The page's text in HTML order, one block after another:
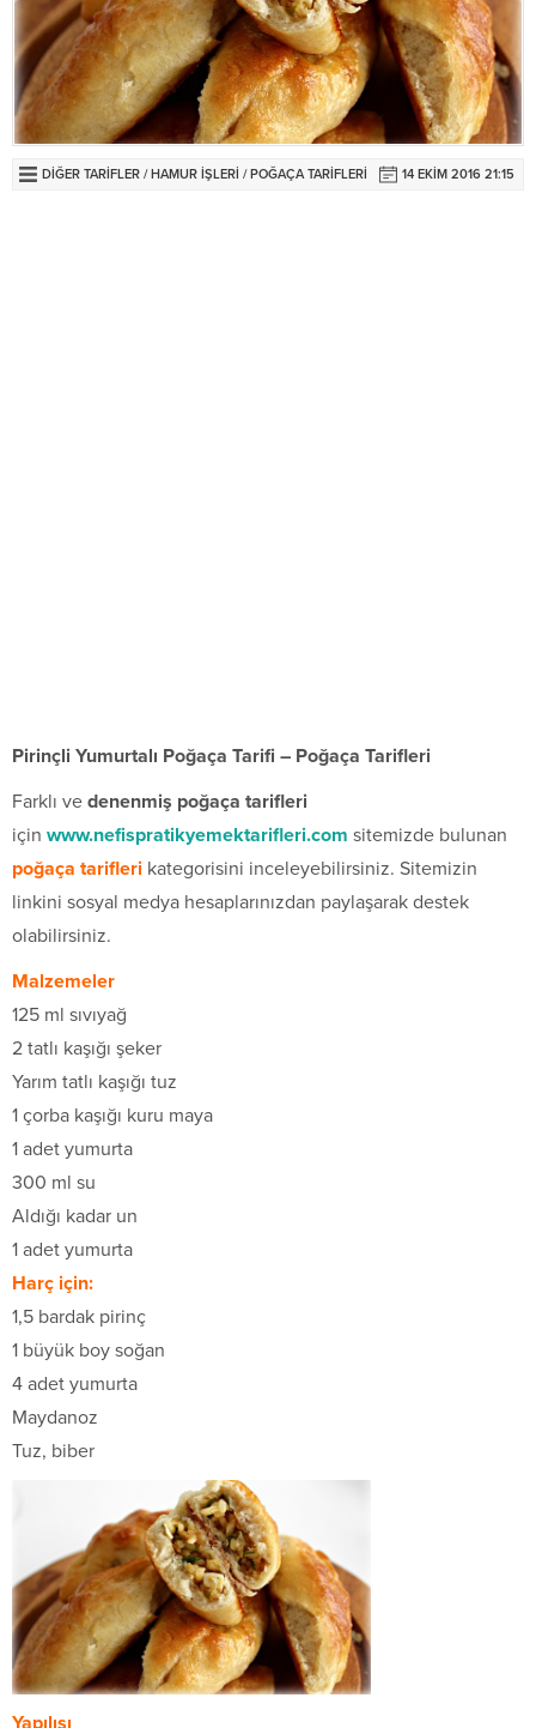
DIĞER TARIFLER /HAMUR İŞLERI /POĞAÇA TARIFLERI 14 EKIM 2016 21:15
Pirinçli Yumurtalı Poğaça Tarifi – Poğaça Tarifleri
Farklı ve denenmiş poğaça tarifleri
için www.nefispratikyemektarifleri.com sitemizde bulunan
poğaça tarifleri kategorisini inceleyebilirsiniz. Sitemizin
linkini sosyal medya hesaplarınızdan paylaşarak destek
olabilirsiniz.
Malzemeler
125 ml sıvıyağ
2 tatlı kaşığı şeker
Yarım tatlı kaşığı tuz
1 çorba kaşığı kuru maya
1 adet yumurta
300 ml su
Aldığı kadar un
1 adet yumurta
Harç için:
1,5 bardak pirinç
1 büyük boy soğan
4 adet yumurta
Maydanoz
Tuz, biber